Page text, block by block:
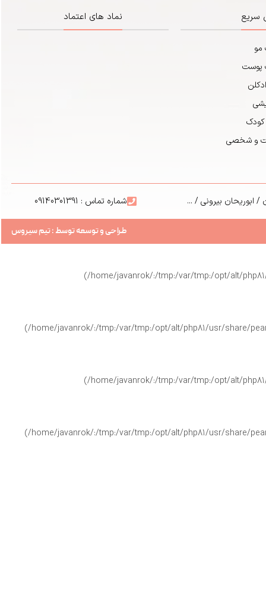
سریع
مو
پوست
کودک
و شخصی
نماد های اعتماد
ابوریحان بیرونی / ... شماره تماس : 09140301391
طراحی و توسعه توسط : تیم سیروس
(/home/javanrok/:/tmp:/var/tmp:/opt/alt/
(/home/javanrok/:/tmp:/var/tmp:/opt/alt/php81/usr/share/
(/home/javanrok/:/tmp:/var/tmp:/opt/alt/
(/home/javanrok/:/tmp:/var/tmp:/opt/alt/php81/usr/share/